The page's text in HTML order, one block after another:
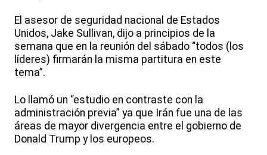
El asesor de seguridad nacional de Estados
Unidos, Jake Sullivan, dijo a principios de la
semana que en la reunión del sábado “todos (los
líderes) firmarán la misma partitura en este
tema”.
Lo llamó un “estudio en contraste con la
administración previa” ya que Irán fue una de las
áreas de mayor divergencia entre el gobierno de
Donald Trump y los europeos.